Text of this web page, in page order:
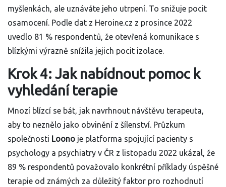
myšlenkách, ale uznáváte jeho utrpení. To snižuje pocit
osamocení. Podle dat z Heroine.cz z prosince 2022
uvedlo 81 % respondentů, že otevřená komunikace s
blízkými výrazně snížila jejich pocit izolace.
Krok 4: Jak nabídnout pomoc k
vyhledání terapie
Mnozí blízcí se bát, jak navrhnout návštěvu terapeuta,
aby to neznělo jako obvinění z šílenství. Průzkum
společnosti Loono je platforma spojující pacienty s
psychology a psychiatry v ČR z listopadu 2022 ukázal, že
89 % respondentů považovalo konkrétní příklady úspěšné
terapie od známých za důležitý faktor pro rozhodnutí